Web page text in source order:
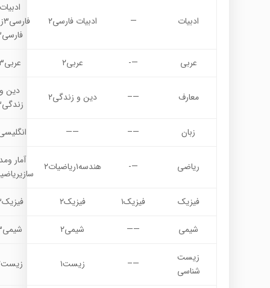
ادبیات — ادبیات فارسی۲
فارسی۳
عربی —- عربی۲ عربی۳
معارف —– دین و زندگی۲
دین و
زندگی۳
زبان —–
——
ریاضی —- هندسه۱ریاضیات۲
آمار
فیزیک فیزیک۱ فیزیک۲ فیزیک۳
شیمی —— شیمی۲ شیمی۳
زیست
شناسی
—– زیست۱ زیست۲